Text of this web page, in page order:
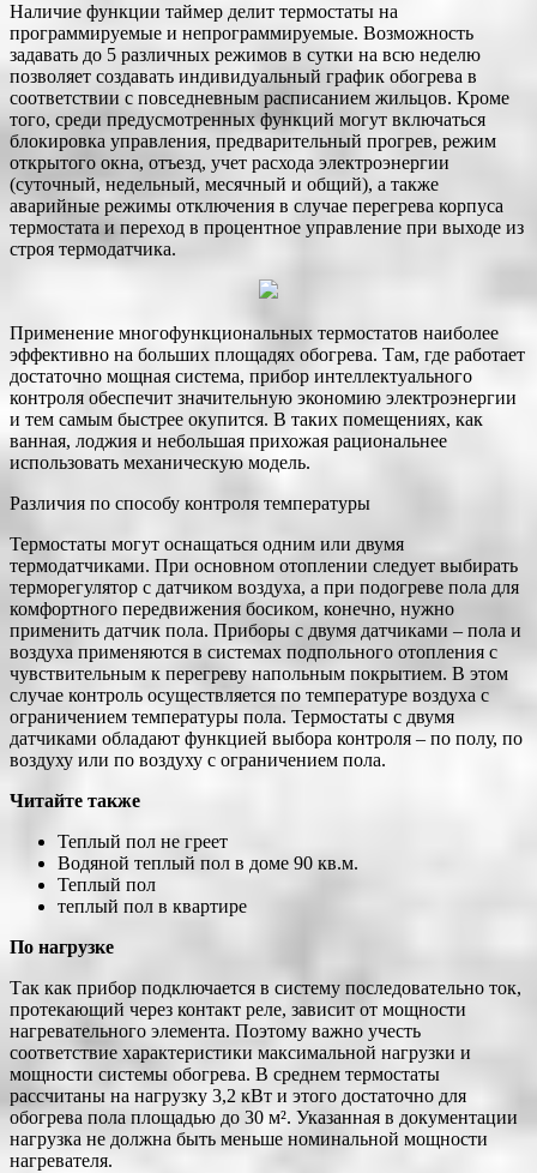
Наличие функции таймер делит термостаты на
программируемые и непрограммируемые. Возможность
задавать до 5 различных режимов в сутки на всю неделю
позволяет создавать индивидуальный график обогрева в
соответствии с повседневным расписанием жильцов. Кроме
того, среди предусмотренных функций могут включаться
блокировка управления, предварительный прогрев, режим
открытого окна, отъезд, учет расхода электроэнергии
(суточный, недельный, месячный и общий), а также
аварийные режимы отключения в случае перегрева корпуса
термостата и переход в процентное управление при выходе из
строя термодатчика.
Применение многофункциональных термостатов наиболее
эффективно на больших площадях обогрева. Там, где работает
достаточно мощная система, прибор интеллектуального
контроля обеспечит значительную экономию электроэнергии
и тем самым быстрее окупится. В таких помещениях, как
ванная, лоджия и небольшая прихожая рациональнее
использовать механическую модель.
Различия по способу контроля температуры
Термостаты могут оснащаться одним или двумя
термодатчиками. При основном отоплении следует выбирать
терморегулятор с датчиком воздуха, а при подогреве пола для
комфортного передвижения босиком, конечно, нужно
применить датчик пола. Приборы с двумя датчиками – пола и
воздуха применяются в системах подпольного отопления с
чувствительным к перегреву напольным покрытием. В этом
случае контроль осуществляется по температуре воздуха с
ограничением температуры пола. Термостаты с двумя
датчиками обладают функцией выбора контроля – по полу, по
воздуху или по воздуху с ограничением пола.
Читайте также
Теплый пол не греет
Водяной теплый пол в доме 90 кв.м.
Теплый пол
теплый пол в квартире
По нагрузке
Так как прибор подключается в систему последовательно ток,
протекающий через контакт реле, зависит от мощности
нагревательного элемента. Поэтому важно учесть
соответствие характеристики максимальной нагрузки и
мощности системы обогрева. В среднем термостаты
рассчитаны на нагрузку 3,2 кВт и этого достаточно для
обогрева пола площадью до 30 м². Указанная в документации
нагрузка не должна быть меньше номинальной мощности
нагревателя.